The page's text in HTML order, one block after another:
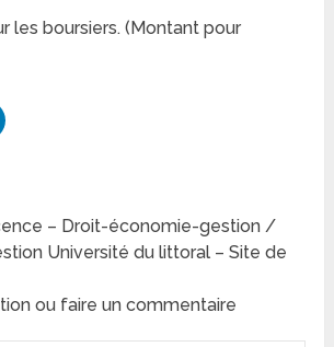
les boursiers. (Montant pour
– Droit-économie-gestion /
Université du littoral – Site de
ou faire un commentaire